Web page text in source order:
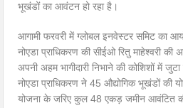
भूखंडों का आवंटन हो रहा है।
आगामी फरवरी में ग्लोबल इनवेस्टर समिट का
नोएडा प्राधिकरण की सीईओ रितु माहेश्वरी
अपनी अहम भागीदारी निभाने की कोशिशों में
नोएडा प्राधिकरण ने 45 औद्योगिक भूखंडों की
योजना के जरिए कुल 48 एकड़ जमीन आवंटित